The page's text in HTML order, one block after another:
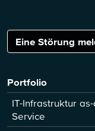
Eine Störung
Portfolio
IT-Infrastruktur
Service